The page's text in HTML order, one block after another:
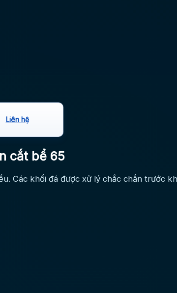
Liên hệ
cắt bể 65
Các khối đá được xử lý chắc chắn trước